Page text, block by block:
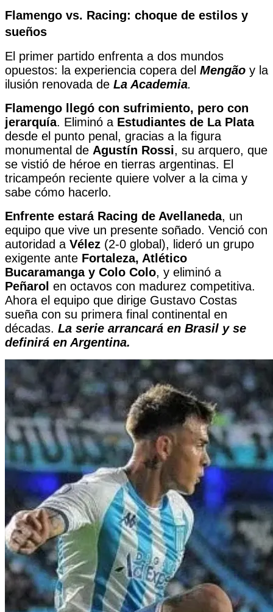
Flamengo vs. Racing: choque de estilos y
sueños
El primer partido enfrenta a dos mundos
opuestos: la experiencia copera del Mengão y la
ilusión renovada de La Academia.
Flamengo llegó con sufrimiento, pero con
jerarquía. Eliminó a Estudiantes de La Plata
desde el punto penal, gracias a la figura
monumental de Agustín Rossi, su arquero, que
se vistió de héroe en tierras argentinas. El
tricampeón reciente quiere volver a la cima y
sabe cómo hacerlo.
Enfrente estará Racing de Avellaneda, un
equipo que vive un presente soñado. Venció con
autoridad a Vélez (2-0 global), lideró un grupo
exigente ante Fortaleza, Atlético
Bucaramanga y Colo Colo, y eliminó a
Peñarol en octavos con madurez competitiva.
Ahora el equipo que dirige Gustavo Costas
sueña con su primera final continental en
décadas. La serie arrancará en Brasil y se
definirá en Argentina.